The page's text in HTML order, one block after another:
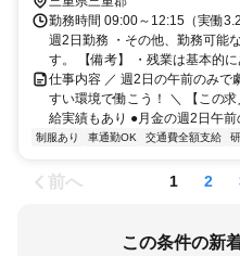
勤務時間 09:00～12:15（実働
週2日勤務 ・その他、勤務可能
す。 【備考】 ・残業は基本的に
仕事内容 ／ 週2日の午前のみで
すい環境で働こう！ ＼ 【この
給実績もあり ●月金の週2日午前
制服あり 車通勤OK 交通費全額支給
前へ 1 2
この条件の新